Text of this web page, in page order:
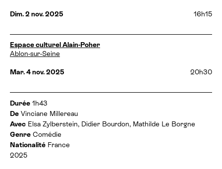
e
e
h
o
a
r
e
s
Dim. 2 nov. 2025 16h15
D
a
e
h
o
r
a
i
r
e
Espace culturel Alain-Poher
Ablon-sur-Seine
Mar. 4 nov. 2025 20h30
I
n
f
o
r
m
a
Durée 1h43
De Vinciane Millereau
Avec Elsa Zylberstein, Didier Bourdon, Mathilde Le Borgne
Genre Comédie
Nationalité France
2025